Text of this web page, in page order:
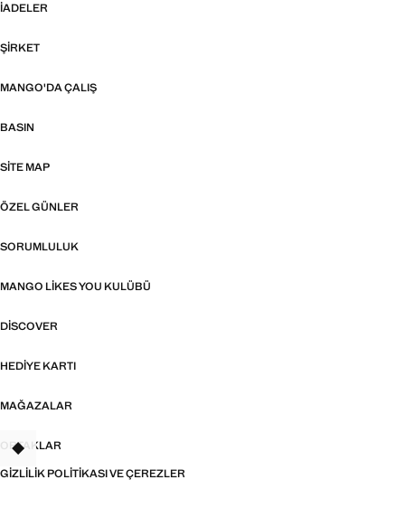
İADELER
ŞIRKET
MANGO'DA ÇALIŞ
BASIN
SITE MAP
ÖZEL GÜNLER
SORUMLULUK
MANGO LIKES YOU KULÜBÜ
DISCOVER
HEDIYE KARTI
MAĞAZALAR
ORTAKLAR
GIZLILIK POLITIKASI VE ÇEREZLER